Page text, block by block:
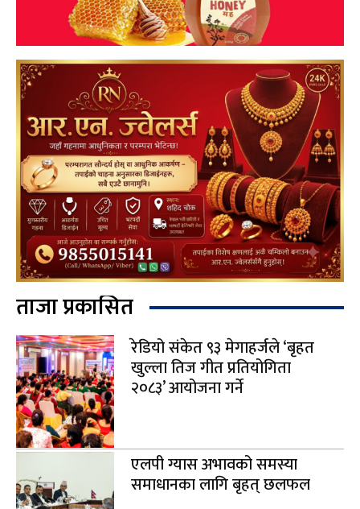
ताजा प्रकासित
रेडियो संकेत ९३ मेगाहर्जले ‘बृहत
खुल्ला तिज गीत प्रतियोगिता
२०८३’ आयोजना गर्ने
एलपी ग्यास अभावको समस्या
समाधानका लागि बृहत् छलफल